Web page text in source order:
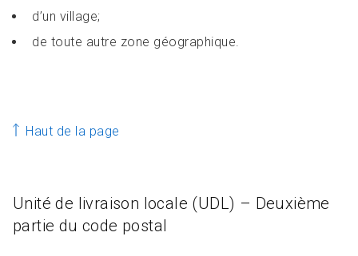
d’un village;
de toute autre zone géographique.
Haut de la page
Unité de livraison locale (UDL) – Deuxième
partie du code postal